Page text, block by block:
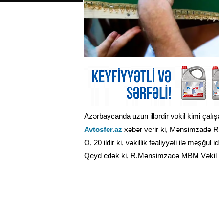
Azərbaycanda uzun illərdir vəkil kimi
Avtosfer.az xəbər verir ki, Mənsimzadə
O, 20 ildir ki, vəkillik fəaliyyəti ilə məşğul
Qeyd edək ki, R.Mənsimzadə MBM